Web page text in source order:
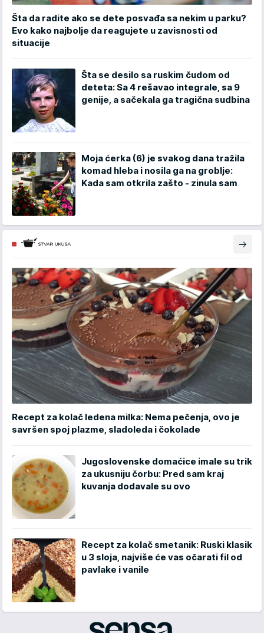
Šta da radite ako se dete posvađa sa nekim u parku?
Evo kako najbolje da reagujete u zavisnosti od
situacije
Šta se desilo sa ruskim čudom od
deteta: Sa 4 rešavao integrale, sa 9
genije, a sačekala ga tragična sudbina
Moja ćerka (6) je svakog dana tražila
komad hleba i nosila ga na groblje:
Kada sam otkrila zašto - zinula sam
Recept za kolač ledena milka: Nema pečenja, ovo je
savršen spoj plazme, sladoleda i čokolade
Jugoslovenske domaćice imale su trik
za ukusniju čorbu: Pred sam kraj
kuvanja dodavale su ovo
Recept za kolač smetanik: Ruski klasik
u 3 sloja, najviše će vas očarati fil od
pavlake i vanile